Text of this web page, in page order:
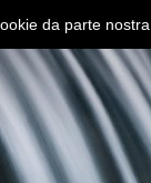
da parte nostra.